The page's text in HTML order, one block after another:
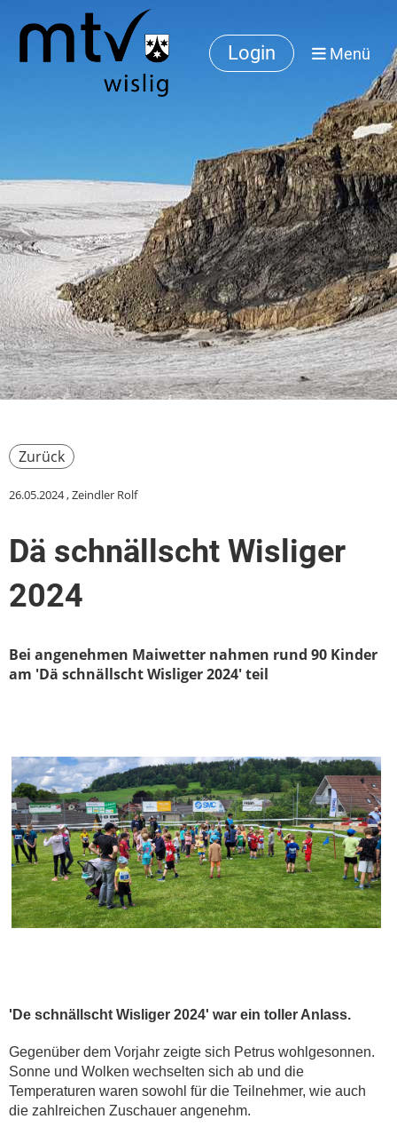
Login Menü
Zurück
26.05.2024, Zeindler Rolf
Dä schnällscht Wisliger
2024
Bei angenehmen Maiwetter nahmen rund 90 Kinder
am 'Dä schnällscht Wisliger 2024' teil
'De schnällscht Wisliger 2024' war ein toller Anlass.
Gegenüber dem Vorjahr zeigte sich Petrus wohlgesonnen.
Sonne und Wolken wechselten sich ab und die
Temperaturen waren sowohl für die Teilnehmer, wie auch
die zahlreichen Zuschauer angenehm.